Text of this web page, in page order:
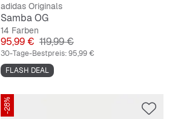
adidas Originals
Samba OG
14 Farben
Preis
95,99 € Originalpreis
119,99 €
30-Tage-Bestpreis:95,99 €
FLASH DEAL
-28%